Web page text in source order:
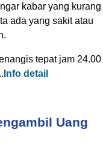
kabar yang kurang
ada yang sakit atau
tepat jam 24.00
Info detail
Uang